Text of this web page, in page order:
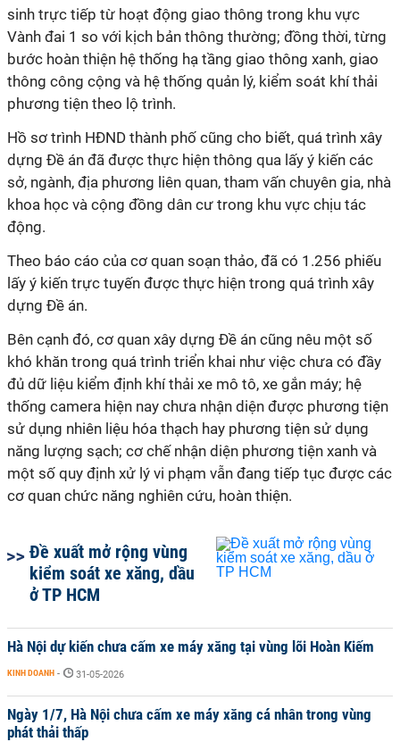
sinh trực tiếp từ hoạt động giao thông trong khu vực
Vành đai 1 so với kịch bản thông thường; đồng thời, từng
bước hoàn thiện hệ thống hạ tầng giao thông xanh, giao
thông công cộng và hệ thống quản lý, kiểm soát khí thải
phương tiện theo lộ trình.
Hồ sơ trình HĐND thành phố cũng cho biết, quá trình xây
dựng Đề án đã được thực hiện thông qua lấy ý kiến các
sở, ngành, địa phương liên quan, tham vấn chuyên gia, nhà
khoa học và cộng đồng dân cư trong khu vực chịu tác
động.
Theo báo cáo của cơ quan soạn thảo, đã có 1.256 phiếu
lấy ý kiến trực tuyến được thực hiện trong quá trình xây
dựng Đề án.
Bên cạnh đó, cơ quan xây dựng Đề án cũng nêu một số
khó khăn trong quá trình triển khai như việc chưa có đầy
đủ dữ liệu kiểm định khí thải xe mô tô, xe gắn máy; hệ
thống camera hiện nay chưa nhận diện được phương tiện
sử dụng nhiên liệu hóa thạch hay phương tiện sử dụng
năng lượng sạch; cơ chế nhận diện phương tiện xanh và
một số quy định xử lý vi phạm vẫn đang tiếp tục được các
cơ quan chức năng nghiên cứu, hoàn thiện.
Đề xuất mở rộng vùng
kiểm soát xe xăng, dầu
ở TP HCM
Hà Nội dự kiến chưa cấm xe máy xăng tại vùng lõi Hoàn Kiếm
KINH DOANH - 31-05-2026
Ngày 1/7, Hà Nội chưa cấm xe máy xăng cá nhân trong vùng
phát thải thấp